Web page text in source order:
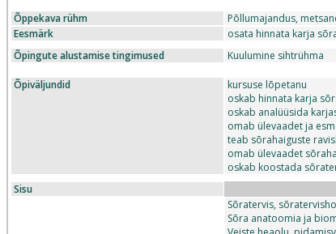
Õppekava rühm
Põllumajandus,
Eesmärk
osata hinnata karja
Õpingute alustamise tingimused
Kuulumine sihtrühma
Õpiväljundid
kursuse lõpetanu
oskab hinnata karja
oskab analüüsida
omab ülevaadet ja
teab sõrahaiguste
omab ülevaadet
oskab koostada
Sisu
Sõratervis,
Sõra anatoomia ja